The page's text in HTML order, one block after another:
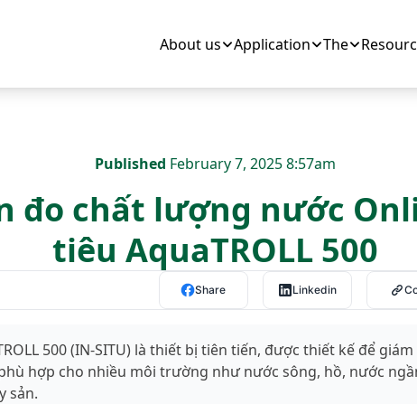
About us
Application The
Published February 7, 2025 8:57am
đo chất lượng nước
tiêu AquaTROLL 500
Share Linkedin
500 (IN-SITU) là thiết bị tiên tiến, được thiết kế để
hợp cho nhiều môi trường như nước sông, hồ, nước
sản.